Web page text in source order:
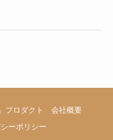
プロダクト
会社概要
ーポリシー